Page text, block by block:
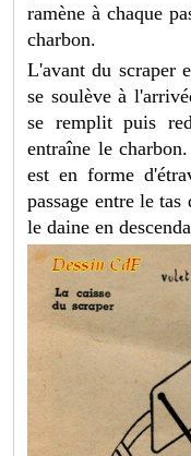
ramène à chaque
charbon.
L'avant du scraper
se soulève à
se remplit puis
entraîne le
est en forme
passage entre le
le daine en